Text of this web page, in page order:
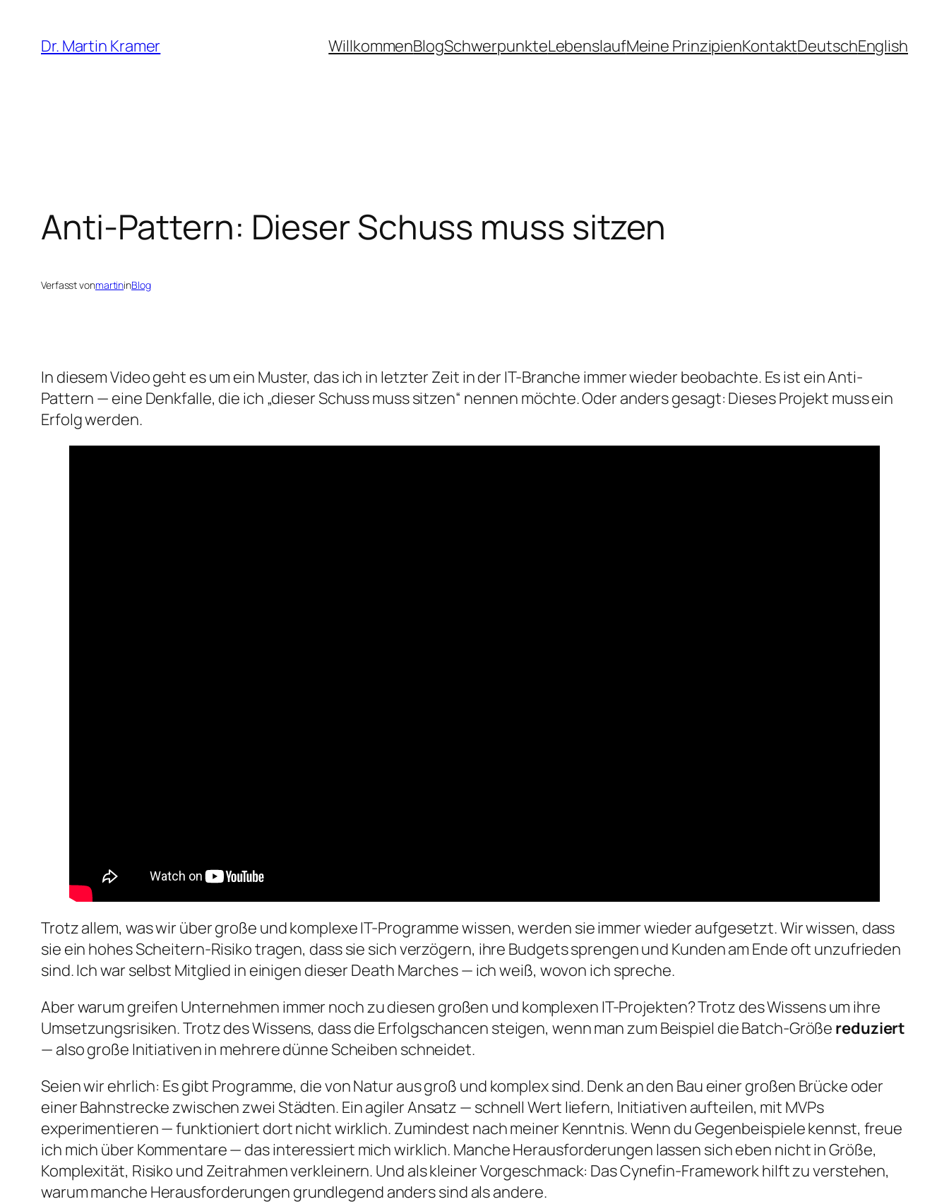
Inhalt
springen
Dr. Martin Kramer WillkommenBlogSchwerpunkteLebenslaufMeine PrinzipienKontaktDeutschEnglish
Anti-Pattern: Dieser Schuss muss sitzen
Verfasst vonmartininBlog
In diesem Video geht es um ein Muster, das ich in letzter Zeit in der IT-Branche immer wieder beobachte. Es ist ein Anti-
Pattern — eine Denkfalle, die ich „dieser Schuss muss sitzen“ nennen möchte. Oder anders gesagt: Dieses Projekt muss ein
Erfolg werden.
Trotz allem, was wir über große und komplexe IT-Programme wissen, werden sie immer wieder aufgesetzt. Wir wissen, dass
sie ein hohes Scheitern-Risiko tragen, dass sie sich verzögern, ihre Budgets sprengen und Kunden am Ende oft unzufrieden
sind. Ich war selbst Mitglied in einigen dieser Death Marches — ich weiß, wovon ich spreche.
Aber warum greifen Unternehmen immer noch zu diesen großen und komplexen IT-Projekten? Trotz des Wissens um ihre
Umsetzungsrisiken. Trotz des Wissens, dass die Erfolgschancen steigen, wenn man zum Beispiel die Batch-Größe reduziert
— also große Initiativen in mehrere dünne Scheiben schneidet.
Seien wir ehrlich: Es gibt Programme, die von Natur aus groß und komplex sind. Denk an den Bau einer großen Brücke oder
einer Bahnstrecke zwischen zwei Städten. Ein agiler Ansatz — schnell Wert liefern, Initiativen aufteilen, mit MVPs
experimentieren — funktioniert dort nicht wirklich. Zumindest nach meiner Kenntnis. Wenn du Gegenbeispiele kennst, freue
ich mich über Kommentare — das interessiert mich wirklich. Manche Herausforderungen lassen sich eben nicht in Größe,
Komplexität, Risiko und Zeitrahmen verkleinern. Und als kleiner Vorgeschmack: Das Cynefin-Framework hilft zu verstehen,
warum manche Herausforderungen grundlegend anders sind als andere.